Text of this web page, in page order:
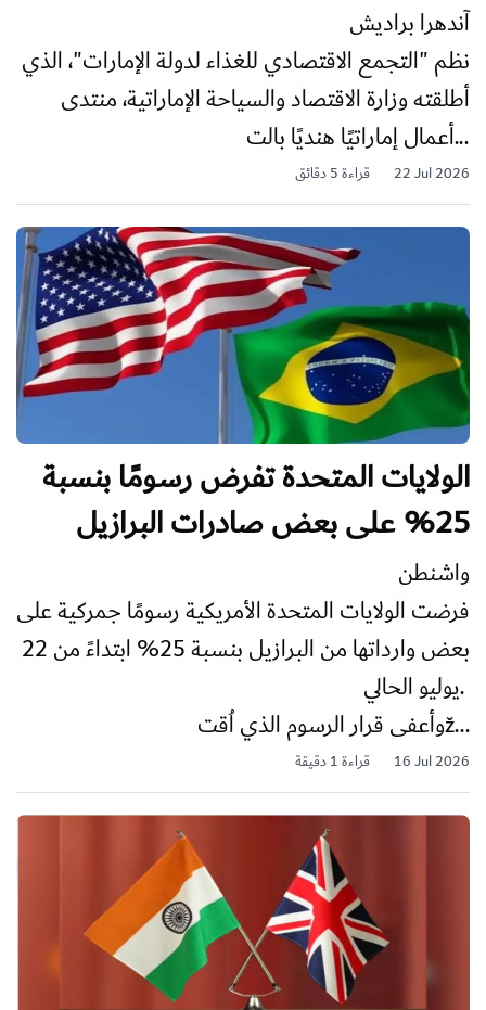
آندهرا براديش
نظم "التجمع الاقتصادي للغذاء لدولة الإمارات"، الذي
أطلقته وزارة الاقتصاد والسياحة الإماراتية، منتدى
أعمال إماراتيًا هنديًا بالت...
22 Jul 2026 قراءة 5 دقائق
الولايات المتحدة تفرض رسومًا بنسبة
25% على بعض صادرات البرازيل
واشنطن
فرضت الولايات المتحدة الأمريكية رسومًا جمركية على
بعض وارداتها من البرازيل بنسبة 25% ابتداءً من 22
يوليو الحالي.
وأعفى قرار الرسوم الذي اُقتž...
16 Jul 2026 قراءة 1 دقيقة